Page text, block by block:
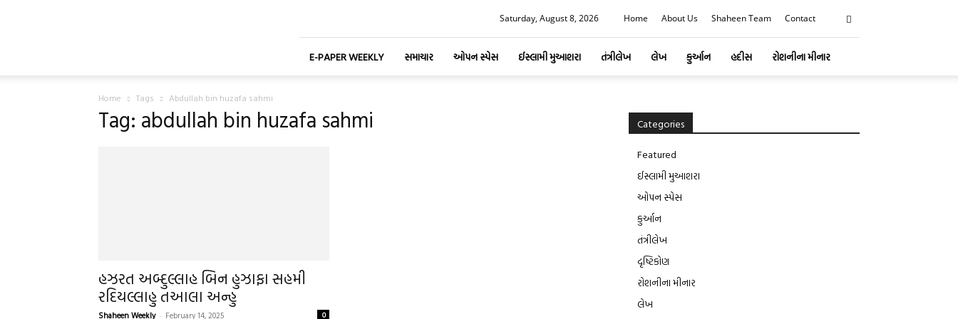
Saturday, August 8, 2026 Home About Us Shaheen Team Contact
E-PAPER WEEKLY સમાચાર ઓપન સ્પેસ ઈસ્લામી મુઆશરા તંત્રીલેખ લેખ કુર્આન હદીસ રોશનીના મીનાર
Home Tags Abdullah bin huzafa sahmi
Tag: abdullah bin huzafa sahmi
હઝરત અબ્દુલ્લાહ બિન હુઝાફા સહમી
રદિયલ્લાહુ તઆલા અન્હુ
Shaheen Weekly - February 14, 2025 0
Categories
Featured
ઈસ્લામી મુઆશરા
ઓપન સ્પેસ
કુર્આન
તંત્રીલેખ
દૃષ્ટિકોણ
રોશનીના મીનાર
લેખ